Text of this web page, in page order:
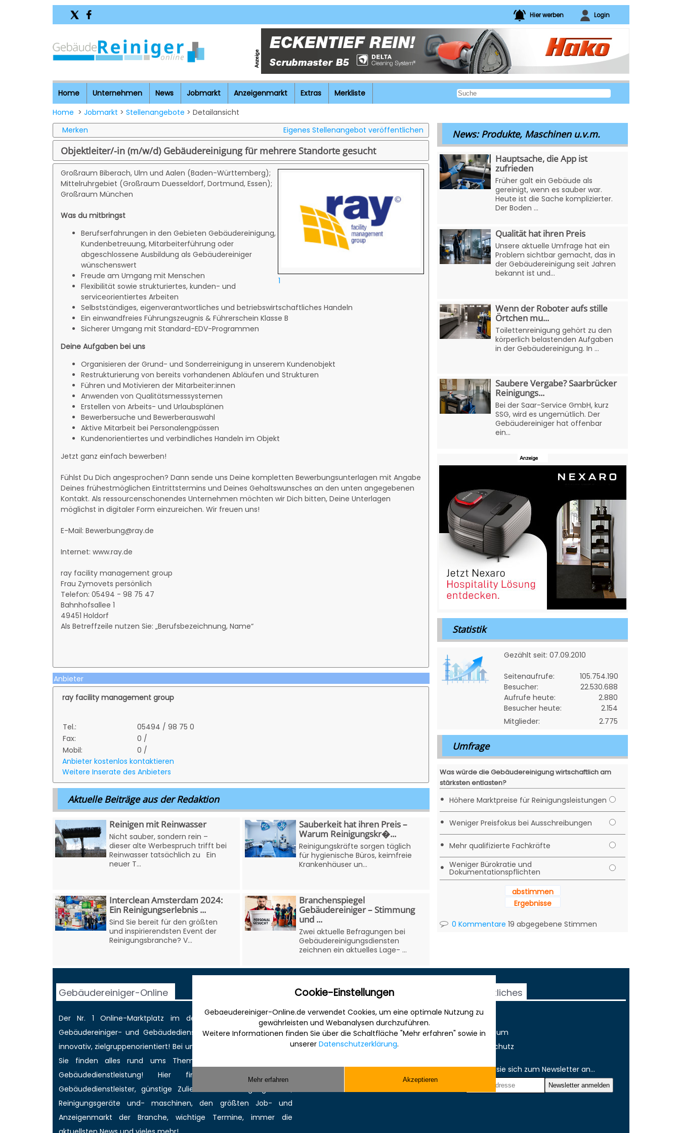
Hier werben Login
Home Unternehmen News Jobmarkt Anzeigenmarkt Extras
Merkliste
Home > Jobmarkt > Stellenangebote > Detailansicht
Merken
Eigenes Stellenangebot veröffentlichen
Objektleiter/-in (m/w/d) Gebäudereinigung für mehrere Standorte gesucht
1
Großraum Biberach, Ulm und Aalen (Baden-Württemberg);
Mittelruhrgebiet (Großraum Duesseldorf, Dortmund, Essen);
Großraum München
Was du mitbringst
Berufserfahrungen in den Gebieten Gebäudereinigung,
Kundenbetreuung, Mitarbeiterführung oder
abgeschlossene Ausbildung als Gebäudereiniger
wünschenswert
Freude am Umgang mit Menschen
Flexibilität sowie strukturiertes, kunden- und
serviceorientiertes Arbeiten
Selbstständiges, eigenverantwortliches und betriebswirtschaftliches Handeln
Ein einwandfreies Führungszeugnis & Führerschein Klasse B
Sicherer Umgang mit Standard-EDV-Programmen
Deine Aufgaben bei uns
Organisieren der Grund- und Sonderreinigung in unserem Kundenobjekt
Restrukturierung von bereits vorhandenen Abläufen und Strukturen
Führen und Motivieren der Mitarbeiter:innen
Anwenden von Qualitätsmesssystemen
Erstellen von Arbeits- und Urlaubsplänen
Bewerbersuche und Bewerberauswahl
Aktive Mitarbeit bei Personalengpässen
Kundenorientiertes und verbindliches Handeln im Objekt
Jetzt ganz einfach bewerben!
Fühlst Du Dich angesprochen? Dann sende uns Deine kompletten Bewerbungsunterlagen mit Angabe
Deines frühestmöglichen Eintrittstermins und Deines Gehaltswunsches an den unten angegebenen
Kontakt. Als ressourcenschonendes Unternehmen möchten wir Dich bitten, Deine Unterlagen
möglichst in digitaler Form einzureichen. Wir freuen uns!
E-Mail: Bewerbung@ray.de
Internet: www.ray.de
ray facility management group
Frau Zymovets persönlich
Telefon: 05494 - 98 75 47
Bahnhofsallee 1
49451 Holdorf
Als Betreffzeile nutzen Sie: „Berufsbezeichnung, Name“
Anbieter
ray facility management group
Tel.:
05494 / 98 75 0
Fax:
0 /
Mobil:
0 /
Anbieter kostenlos kontaktieren
Weitere Inserate des Anbieters
Aktuelle Beiträge aus der Redaktion
Reinigen mit Reinwasser
Nicht sauber, sondern rein –
dieser alte Werbespruch trifft bei
Reinwasser tatsächlich zu Ein
neuer T...
Sauberkeit hat ihren Preis –
Warum Reinigungskr�...
Reinigungskräfte sorgen täglich
für hygienische Büros, keimfreie
Krankenhäuser un...
Interclean Amsterdam 2024:
Ein Reinigungserlebnis ...
Sind Sie bereit für den größten
und inspirierendsten Event der
Reinigungsbranche? V...
Branchenspiegel
Gebäudereiniger – Stimmung
und ...
Zwei aktuelle Befragungen bei
Gebäudereinigungsdiensten
zeichnen ein aktuelles Lage- ...
News: Produkte, Maschinen u.v.m.
Hauptsache, die App ist
zufrieden
Früher galt ein Gebäude als
gereinigt, wenn es sauber war.
Heute ist die Sache komplizierter.
Der Boden ...
Qualität hat ihren Preis
Unsere aktuelle Umfrage hat ein
Problem sichtbar gemacht, das in
der Gebäudereinigung seit Jahren
bekannt ist und...
Wenn der Roboter aufs stille
Örtchen mu...
Toilettenreinigung gehört zu den
körperlich belastenden Aufgaben
in der Gebäudereinigung. In ...
Saubere Vergabe? Saarbrücker
Reinigungs...
Bei der Saar-Service GmbH, kurz
SSG, wird es ungemütlich. Der
Gebäudereiniger hat offenbar
ein...
Statistik
Gezählt seit: 07.09.2010
Seitenaufrufe:
105.754.190
Besucher:
22.530.688
Aufrufe heute:
2.880
Besucher heute:
2.154
Mitglieder:
2.775
Umfrage
Was würde die Gebäudereinigung wirtschaftlich am
stärksten entlasten?
• Höhere Marktpreise für Reinigungsleistungen
• Weniger Preisfokus bei Ausschreibungen
• Mehr qualifizierte Fachkräfte
• Weniger Bürokratie und
Dokumentationspflichten
abstimmen
Ergebnisse
0 Kommentare 19 abgegebene Stimmen
Gebäudereiniger-Online
Der Nr. 1 Online-Marktplatz im deutschen Internet für die
Gebäudereiniger- und Gebäudedienstleisterbranche. Informativ,
innovativ, zielgruppenorientiert! Bei uns werden Sie gefunden und
Sie finden alles rund ums Thema Gebäudereinigung bzw.
Gebäudedienstleistung! Hier finden Sie kompetente
Gebäudedienstleister, günstige Zulieferer für Reinigungsmittel,
Reinigungsgeräte und- maschinen, den größtenJob- und
Anzeigenmarkt der Branche,wichtige Termine, immer die
Sonstiges
Werbung
Musterverträge und Vorlagen
Hilfe
Rechtliches
AGB
Impressum
Datenschutz
Melden sie sich zum Newsletter an...
Cookie-Einstellungen
Gebaeudereiniger-Online.de verwendet Cookies, um eine optimale Nutzung zu
gewährleisten und Webanalysen durchzuführen.
Weitere Informationen finden Sie über die Schaltfläche "Mehr erfahren" sowie in
unserer Datenschutzerklärung.
Mehr erfahren Akzeptieren